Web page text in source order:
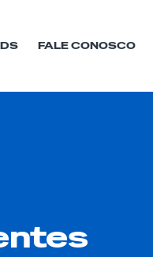
FALE CONOSCO